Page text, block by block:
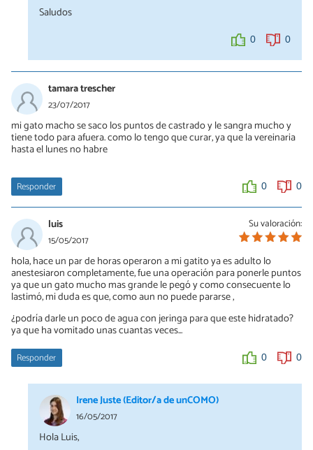
Saludos
0 0
tamara trescher
23/07/2017
mi gato macho se saco los puntos de castrado y le sangra mucho y
tiene todo para afuera. como lo tengo que curar, ya que la vereinaria
hasta el lunes no habre
Responder 0 0
Su valoración:
luis
15/05/2017
hola, hace un par de horas operaron a mi gatito ya es adulto lo
anestesiaron completamente, fue una operación para ponerle puntos
ya que un gato mucho mas grande le pegó y como consecuente lo
lastimó, mi duda es que, como aun no puede pararse ,
¿podría darle un poco de agua con jeringa para que este hidratado?
ya que ha vomitado unas cuantas veces...
Responder 0 0
Irene Juste (Editor/a de unCOMO)
16/05/2017
Hola Luis,